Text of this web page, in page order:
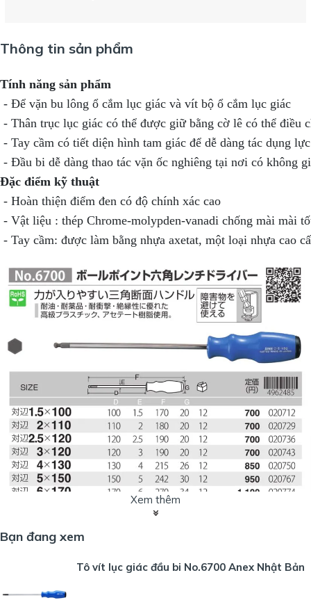
Thông tin sản phẩm
Tính năng sản phẩm
- Để vặn bu lông ổ cắm lục giác và vít bộ ổ cắm lục giác
- Thân trục lục giác có thể được giữ bằng cờ lê có thể điều
- Tay cầm có tiết diện hình tam giác để dễ dàng tác dụng lực
Đặc điểm kỹ thuật
- Hoàn thiện điểm đen có độ chính xác cao
- Vật liệu : thép Chrome-molypden-vanadi chống mài mài
- Tay cầm: được làm bằng nhựa axetat, một loại nhựa cao
Xem thêm
Bạn đang xem
Tô vít lục giác đầu bi No.6700 Anex Nhật Bản